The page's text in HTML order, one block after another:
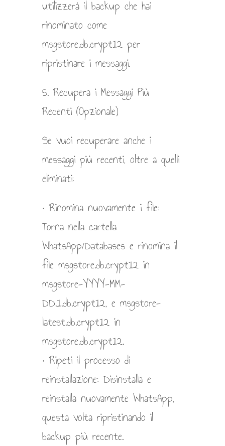
utilizzerà il backup che hai
rinominato come
msgstore.db.crypt12 per
ripristinare i messaggi.
5. Recupera i Messaggi Più
Recenti (Opzionale)
Se vuoi recuperare anche i
messaggi più recenti, oltre a quelli
eliminati:
• Rinomina nuovamente i file:
Torna nella cartella
WhatsApp/Databases e rinomina il
file msgstore.db.crypt12 in
msgstore-YYYY-MM-
DD.1.db.crypt12, e msgstore-
latest.db.crypt12 in
msgstore.db.crypt12.
• Ripeti il processo di
reinstallazione: Disinstalla e
reinstalla nuovamente WhatsApp,
questa volta ripristinando il
backup più recente.